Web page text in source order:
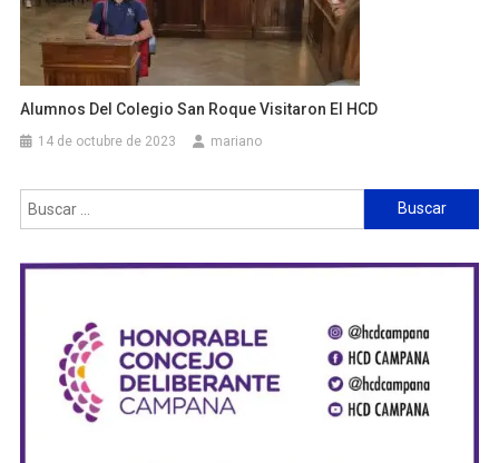
Alumnos Del Colegio San Roque Visitaron El HCD
14 de octubre de 2023 mariano
Buscar: